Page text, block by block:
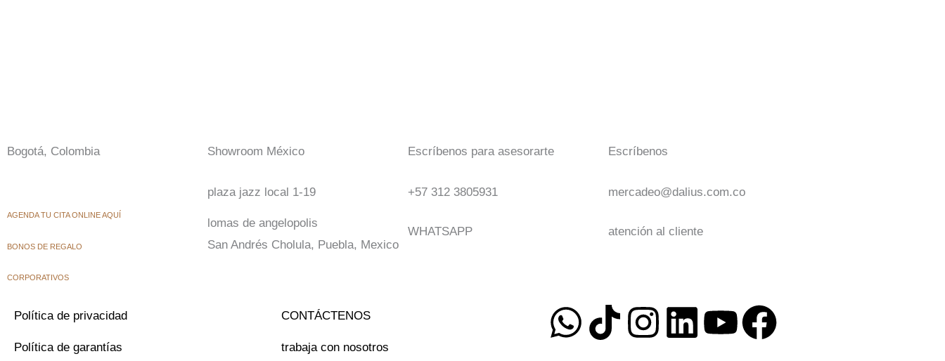
Bogotá, Colombia
AGENDA TU CITA ONLINE AQUÍ
BONOS DE REGALO
CORPORATIVOS
Showroom México
plaza jazz local 1-19
lomas de angelopolis
San Andrés Cholula, Puebla, Mexico
Escríbenos para asesorarte
+57 312 3805931
WHATSAPP
Escríbenos
mercadeo@dalius.com.co
atención al cliente
Política de privacidad
Política de garantías
CONTÁCTENOS
trabaja con nosotros
WT I
L Y F